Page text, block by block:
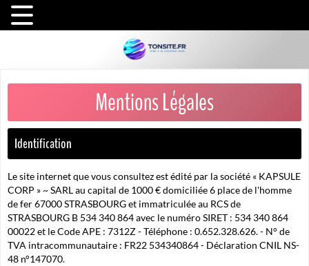
Mentions Légales
Identification
Le site internet que vous consultez est édité par la société « KAPSULE
CORP » ~ SARL au capital de 1000 € domiciliée 6 place de l'homme
de fer 67000 STRASBOURG et immatriculée au RCS de
STRASBOURG B 534 340 864 avec le numéro SIRET : 534 340 864
00022 et le Code APE : 7312Z - Téléphone : 0.652.328.626. - N° de
TVA intracommunautaire : FR22 534340864 - Déclaration CNIL NS-
48 n°147070.